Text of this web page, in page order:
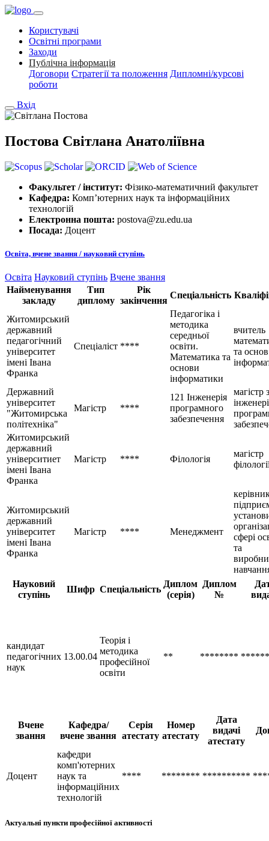
Користувачі
Освітні програми
Заходи
Публічна інформація
Договори Стратегії та положення Дипломні/курсові
роботи
Вхід
Постова Світлана Анатоліївна
Факультет / інститут: Фізико-математичний факультет
Кафедра: Комп’ютерних наук та інформаційних
технологій
Електронна пошта: postova@zu.edu.ua
Посада: Доцент
Освіта, вчене звання / науковий ступінь
Освіта Науковий ступінь Вчене звання
Найменування
закладу
Тип
диплому
Рік
закінчення
Спеціальність
Житомирський
державний
педагогічний
університет
імені Івана
Франка
Спеціаліст ****
Педагогіка і
методика
середньої
освіти.
Математика та
основи
інформатики
вчитель
та основ
Державний
університет
"Житомирська
політехніка"
Магістр ****
121 Інженерія
програмного
забезпечення
магістр з
Житомирський
державний
університиет
імені Івана
Франка
Магістр **** Філологія
магістр
Житомирський
державний
університет
імені Івана
Франка
Магістр **** Менеджмент
сфері
та
Науковий
ступінь
Шифр Спеціальність
Диплом
(серія)
Диплом
№
кандидат
педагогічних
наук
13.00.04
Теорія і
методика
професійної
освіти
** ********
Вчене
звання
Кафедра/
вчене звання
Серія
атестату
Номер
атестату
Дата
видачі
атестату
Доцент
кафедри
комп'ютерних
наук та
інформаційних
технологій
**** ******** **********
Актуальні пункти професійної активності